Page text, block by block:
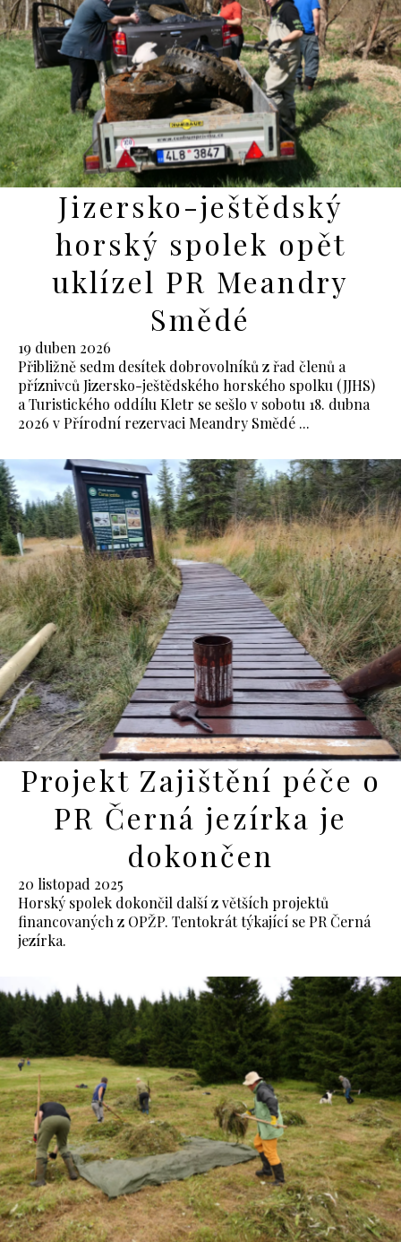
Jizersko-ještědský
horský spolek opět
uklízel PR Meandry
Smědé
19 duben 2026
Přibližně sedm desítek dobrovolníků z řad členů a
příznivců Jizersko-ještědského horského spolku (JJHS)
a Turistického oddílu Kletr se sešlo v sobotu 18. dubna
2026 v Přírodní rezervaci Meandry Smědé ...
Projekt Zajištění péče o
PR Černá jezírka je
dokončen
20 listopad 2025
Horský spolek dokončil další z větších projektů
financovaných z OPŽP. Tentokrát týkající se PR Černá
jezírka.